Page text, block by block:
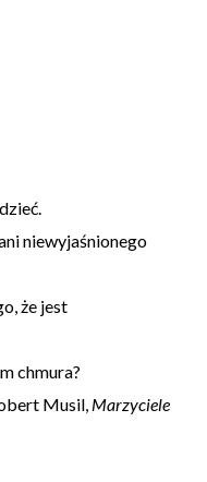
niewyjaśnionego
że jest
chmura?
Musil, Marzyciele